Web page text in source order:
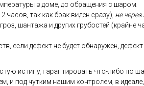
в до­ме, до об­ра­щения с ша­ром.
так как брак ви­ден сра­зу), не
шан­та­жа и дру­гих гру­бос­тей (край­не
ес­ли де­фект не бу­дет об­на­ружен,
ис­ти­ну, га­ран­ти­ровать что-ли­бо по
и под чут­ким на­шим кон­тро­лем, в